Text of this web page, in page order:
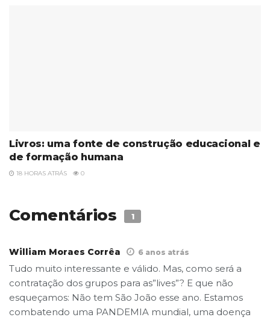
Livros: uma fonte de construção educacional e
de formação humana
18 HORAS ATRÁS 0
Comentários 1
William Moraes Corrêa 6 anos atrás
Tudo muito interessante e válido. Mas, como será a
contratação dos grupos para as”lives”? E que não
esqueçamos: Não tem São João esse ano. Estamos
combatendo uma PANDEMIA mundial, uma doença